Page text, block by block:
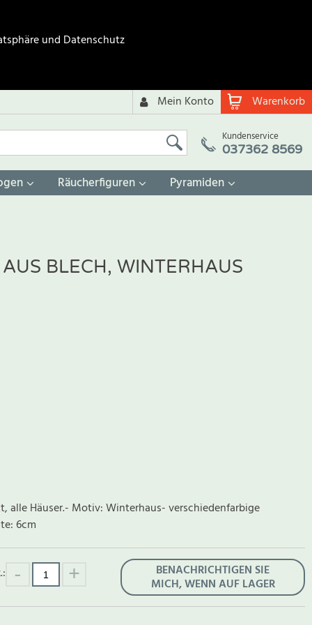
und Datenschutz
Warenkorb
Mein Konto
Kundenservice
037362 8569
Räucherfiguren Pyramiden
BLECH, WINTERHAUS
alle Häuser.- Motiv: Winterhaus- verschiedenfarbige
6cm
BENACHRICHTIGEN SIE
MICH, WENN AUF LAGER